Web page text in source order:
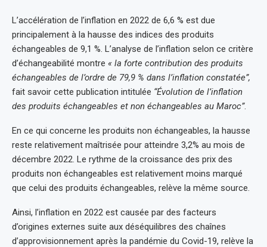
L’accélération de l’inflation en 2022 de 6,6 % est due
principalement à la hausse des indices des produits
échangeables de 9,1 %. L’analyse de l’inflation selon ce critère
d’échangeabilité montre « la forte contribution des produits
échangeables de l’ordre de 79,9 % dans l’inflation constatée”,
fait savoir cette publication intitulée “Évolution de l’inflation
des produits échangeables et non échangeables au Maroc”.
En ce qui concerne les produits non échangeables, la hausse
reste relativement maîtrisée pour atteindre 3,2% au mois de
décembre 2022. Le rythme de la croissance des prix des
produits non échangeables est relativement moins marqué
que celui des produits échangeables, relève la même source.
Ainsi, l’inflation en 2022 est causée par des facteurs
d’origines externes suite aux déséquilibres des chaînes
d’approvisionnement après la pandémie du Covid-19, relève la